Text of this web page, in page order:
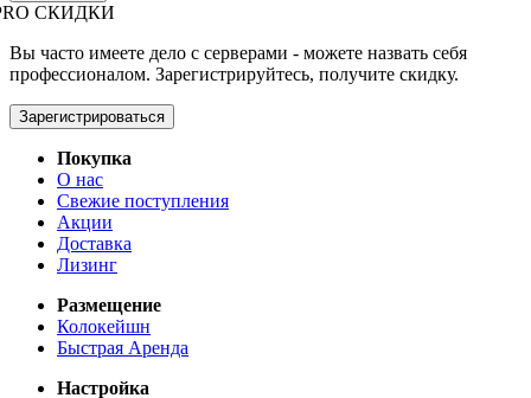
СКИДКИ
Вы часто имеете дело с серверами - можете назвать себя
профессионалом. Зарегистрируйтесь, получите скидку.
Зарегистрироваться
Покупка
О нас
Свежие поступления
Акции
Доставка
Лизинг
Размещение
Колокейшн
Быстрая Аренда
Настройка